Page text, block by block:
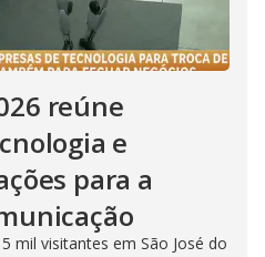
reúne
e
para a
mil visitantes em São José do